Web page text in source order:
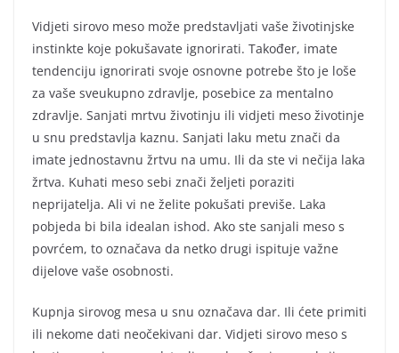
Vidjeti sirovo meso može predstavljati vaše životinjske
instinkte koje pokušavate ignorirati. Također, imate
tendenciju ignorirati svoje osnovne potrebe što je loše
za vaše sveukupno zdravlje, posebice za mentalno
zdravlje. Sanjati mrtvu životinju ili vidjeti meso životinje
u snu predstavlja kaznu. Sanjati laku metu znači da
imate jednostavnu žrtvu na umu. Ili da ste vi nečija laka
žrtva. Kuhati meso sebi znači željeti poraziti
neprijatelja. Ali vi ne želite pokušati previše. Laka
pobjeda bi bila idealan ishod. Ako ste sanjali meso s
povrćem, to označava da netko drugi ispituje važne
dijelove vaše osobnosti.
Kupnja sirovog mesa u snu označava dar. Ili ćete primiti
ili nekome dati neočekivani dar. Vidjeti sirovo meso s